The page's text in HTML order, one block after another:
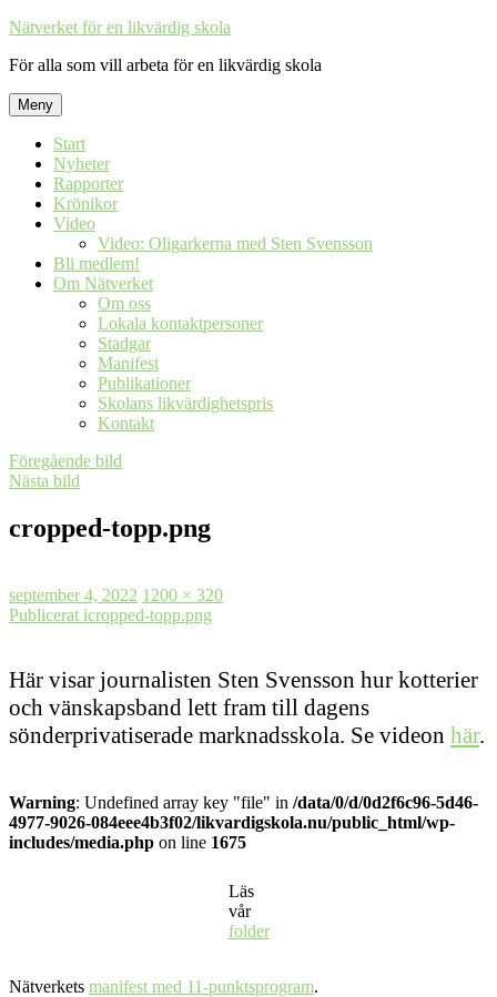
Hoppa
innehåll
Nätverket för en likvärdig skola
För alla som vill arbeta för en likvärdig skola
Meny
Start
Nyheter
Rapporter
Krönikor
Video
Video: Oligarkerna med Sten Svensson
Bli medlem!
Om Nätverket
Om oss
Lokala kontaktpersoner
Stadgar
Manifest
Publikationer
Skolans likvärdighetspris
Kontakt
Föregående bild
Nästa bild
cropped-topp.png
Postat
september 4, 2022 Full
storlek
1200 × 320
Inläggsnavigering
Publicerat icropped-topp.png
Här visar journalisten Sten Svensson hur kotterier
och vänskapsband lett fram till dagens
sönderprivatiserade marknadsskola. Se videon här.
Warning: Undefined array key "file" in /data/0/d/0d2f6c96-5d46-
4977-9026-084eee4b3f02/likvardigskola.nu/public_html/wp-
includes/media.php on line 1675
Läs
vår
folder
Nätverkets manifest med 11-punktsprogram.